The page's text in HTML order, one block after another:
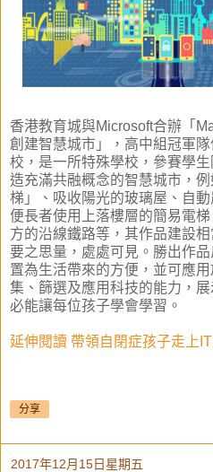
香港教育城與Microsoft合辦「
創建智慧城市」，高中組冠軍
校，是一所特殊學校，參賽學
造充滿共融概念的智慧城市，
梯」、吸收陽光的玻璃屋、自
便長者使用上落樓層的簡易電
方的沿線鐵路等，其作品建設
要之思量，處處可見。勝出作
置為生活帶來的方便，並可應
集、篩選及應用科技的能力，
必能讓每位孩子學會學習。
延伸閱讀 帶領自閉症孩子走上
分享
2017年12月15日星期五